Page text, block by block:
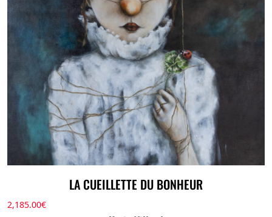
LA CUEILLETTE DU BONHEUR
2,185.00€